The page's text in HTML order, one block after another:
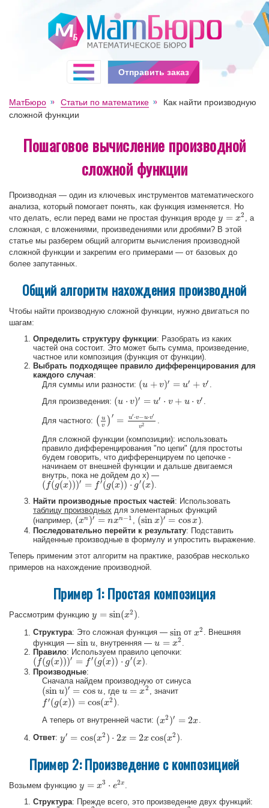
МатБюро Статьи по математике
Как найти производную
сложной функции
Пошаговое вычисление производной
сложной функции
Производная — один из ключевых инструментов математического
анализа, который помогает понять, как функция изменяется. Но
что делать, если перед вами не простая функция вроде y = x2
y=x2
, а
сложная, с вложениями, произведениями или дробями? В этой
статье мы разберем общий алгоритм вычисления производной
сложной функции и закрепим его примерами — от базовых до
более запутанных.
Общий алгоритм нахождения производной
Чтобы найти производную сложной функции, нужно двигаться по
шагам:
Определить структуру функции: Разобрать из каких
частей она состоит. Это может быть сумма, произведение,
частное или композиция (функция от функции).
Выбрать подходящее правило дифференцирования для
каждого случая:
Для суммы или разности: (u + v)′ = u′ + v′
(u+ v)′ =u′+ v′
.
Для произведения: (u ⋅ v)′ = u′ ⋅ v + u ⋅ v′
(u⋅ v ′=u v+ u⋅v ′ .
Для частного: ( u
v ) ′ = u′ ⋅v−u⋅v′
v2
(uv ′ u′⋅v −u⋅v′v2 .
Для сложной функции (композиции): использовать
правило дифференцирования "по цепи" (для простоты
будем говорить, что дифференцируем по цепочке -
начинаем от внешней функции и дальше двигаемся
внутрь, пока не дойдем до x) —
( f(g(x)))′ = f′(g(x)) ⋅ g′(x)
( (g (x)))′= f (g (x) ⋅g ( x)
.
Найти производные простых частей: Использовать
таблицу производных для элементарных функций
(например, (xn )′ = nxn−1
(xn) = xn −1 , (sin x)′ = cosx
(sinx )′=cosx
).
Последовательно перейти к результату: Подставить
найденные производные в формулу и упростить выражение.
Теперь применим этот алгоритм на практике, разобрав несколько
примеров на нахождение производной.
Пример 1: Простая композиция
Рассмотрим функцию y = sin(x2 )
y=sin(x2)
.
Структура: Это сложная функция — sin
sin от x2
x2 . Внешняя
функция — sin u
sinu , внутренняя —u = x2
u=x2
Правило: Используем правило цепочки:
( f(g(x)))′ = f′(g(x)) ⋅ g′(x)
( (g (x)))′= f (g (x) ⋅g ( x)
Производные:
Сначала найдем производную от синуса
(sin u)′ = cos u
(sinu )′=cos u , где u = x2
u=x2 , значит
f′(g(x)) = cos(x2 )
f′(g( x))=cos(x 2)
.
А теперь от внутренней части: (x2 )′ = 2x
(x2) = 2x
.
Ответ: y′ = cos(x2 ) ⋅ 2x = 2x cos(x2 )
y′= cos(x2)⋅2x = 2 xcos(x2) .
Пример 2: Произведение с композицией
Возьмем функцию y = x3 ⋅ e2x
y=x3 ⋅e2 x
Структура: Прежде всего, это произведение двух функций:
Отправить заказ